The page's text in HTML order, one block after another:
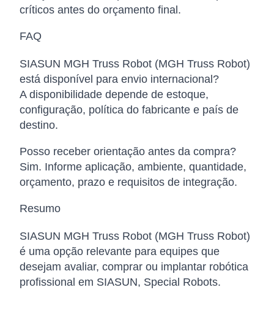
críticos antes do orçamento final.
FAQ
SIASUN MGH Truss Robot (MGH Truss Robot)
está disponível para envio internacional?
A disponibilidade depende de estoque,
configuração, política do fabricante e país de
destino.
Posso receber orientação antes da compra?
Sim. Informe aplicação, ambiente, quantidade,
orçamento, prazo e requisitos de integração.
Resumo
SIASUN MGH Truss Robot (MGH Truss Robot)
é uma opção relevante para equipes que
desejam avaliar, comprar ou implantar robótica
profissional em SIASUN, Special Robots.